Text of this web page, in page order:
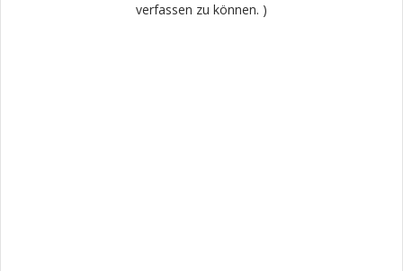
verfassen zu können. )